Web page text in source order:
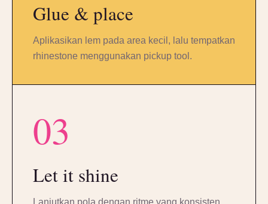
Glue & place
Aplikasikan lem pada area kecil, lalu tempatkan
rhinestone menggunakan pickup tool.
03
Let it shine
Lanjutkan pola dengan ritme yang konsisten